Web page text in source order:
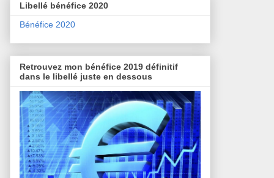
Libellé bénéfice 2020
Bénéfice 2020
Retrouvez mon bénéfice 2019 définitif
dans le libellé juste en dessous